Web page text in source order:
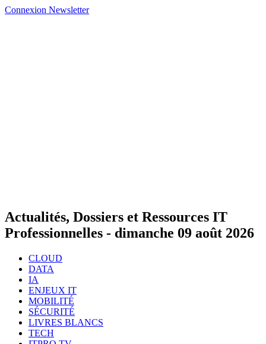
Connexion Newsletter
Actualités, Dossiers et Ressources IT
Professionnelles - dimanche 09 août 2026
CLOUD
DATA
IA
ENJEUX IT
MOBILITÉ
SÉCURITÉ
LIVRES BLANCS
TECH